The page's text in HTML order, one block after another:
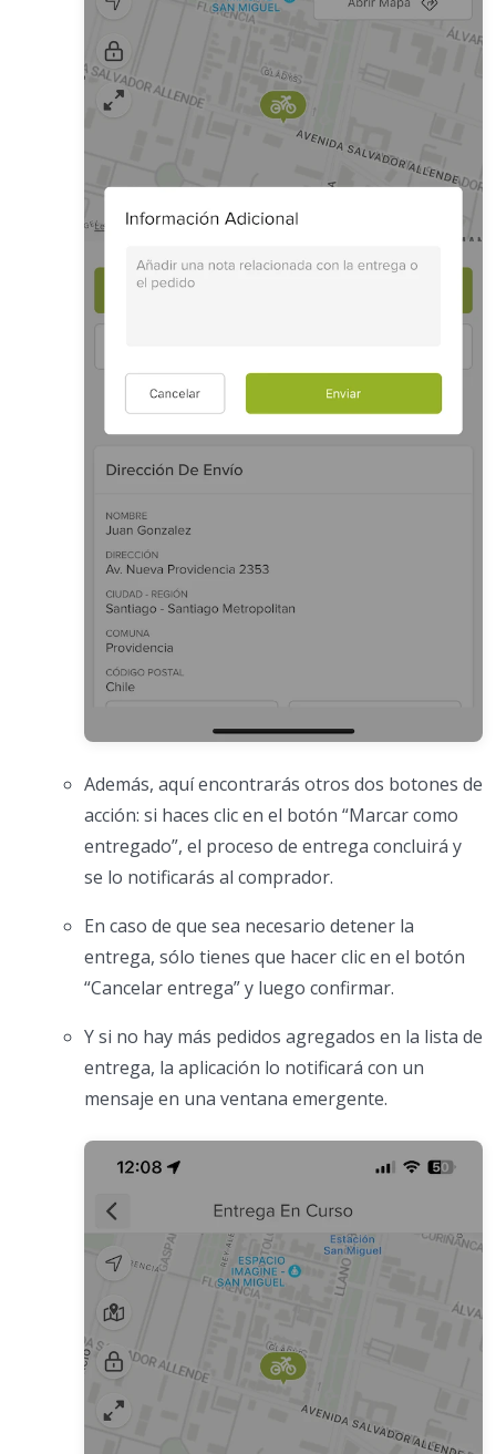
Además, aquí encontrarás otros dos botones de
acción: si haces clic en el botón “Marcar como
entregado”, el proceso de entrega concluirá y
se lo notificarás al comprador.
En caso de que sea necesario detener la
entrega, sólo tienes que hacer clic en el botón
“Cancelar entrega” y luego confirmar.
Y si no hay más pedidos agregados en la lista de
entrega, la aplicación lo notificará con un
mensaje en una ventana emergente.